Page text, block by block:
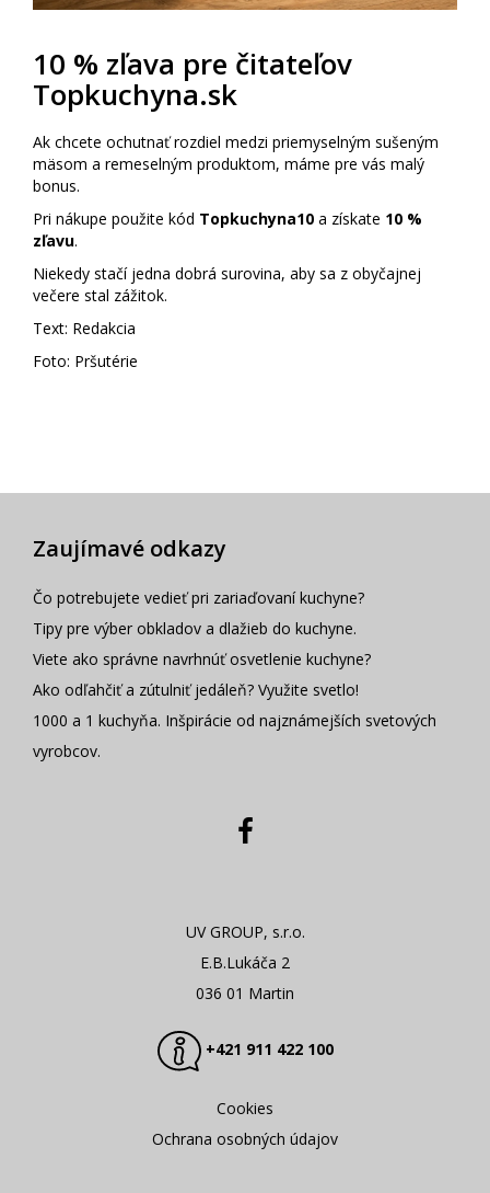
10 % zľava pre čitateľov
Topkuchyna.sk
Ak chcete ochutnať rozdiel medzi priemyselným sušeným
mäsom a remeselným produktom, máme pre vás malý
bonus.
Pri nákupe použite kód Topkuchyna10 a získate 10 %
zľavu.
Niekedy stačí jedna dobrá surovina, aby sa z obyčajnej
večere stal zážitok.
Text: Redakcia
Foto: Pršutérie
Zaujímavé odkazy
Čo potrebujete vedieť pri zariaďovaní kuchyne?
Tipy pre výber obkladov a dlažieb do kuchyne.
Viete ako správne navrhnúť osvetlenie kuchyne?
Ako odľahčiť a zútulniť jedáleň? Využite svetlo!
1000 a 1 kuchyňa. Inšpirácie od najznámejších svetových
vyrobcov.
UV GROUP, s.r.o.
E.B.Lukáča 2
036 01 Martin
+421 911 422 100
Cookies
Ochrana osobných údajov